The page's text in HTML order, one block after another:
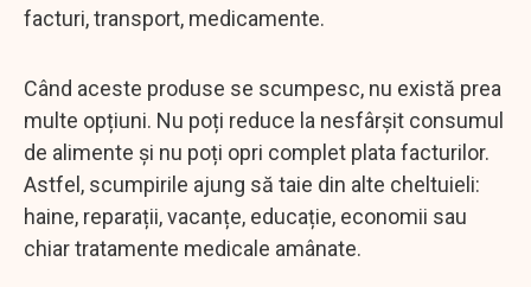
facturi, transport, medicamente.
Când aceste produse se scumpesc, nu există prea
multe opțiuni. Nu poți reduce la nesfârșit consumul
de alimente și nu poți opri complet plata facturilor.
Astfel, scumpirile ajung să taie din alte cheltuieli:
haine, reparații, vacanțe, educație, economii sau
chiar tratamente medicale amânate.